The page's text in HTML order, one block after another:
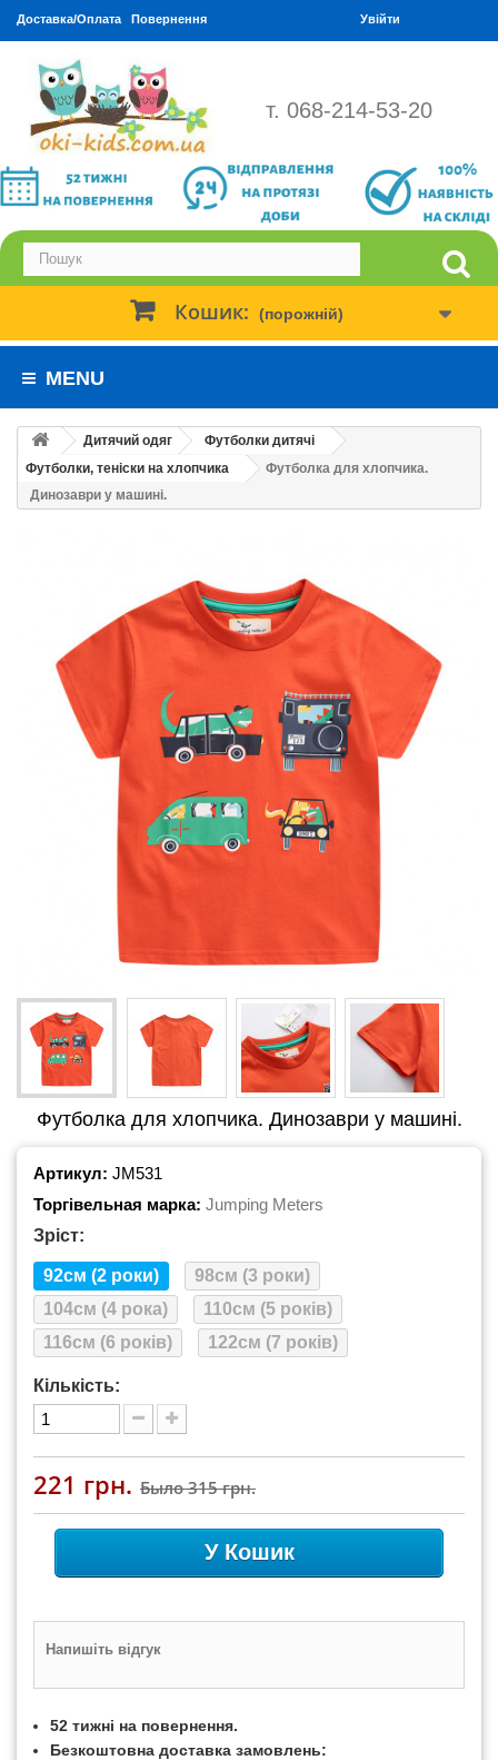
Доставка/Оплата Повернення Увійти
т. 068-214-53-20
Кошик: (порожній)
MENU
Дитячий одяг
Футболки дитячі
Футболки, теніски на хлопчика
Футболка для хлопчика.
Динозаври у машині.
Футболка для хлопчика. Динозаври у машині.
Артикул: JM531
Торгівельная марка: Jumping Meters
Зріст:
92см (2 роки)
98см (3 роки)
104см (4 рока)
110см (5 років)
116см (6 років)
122см (7 років)
Кількість:
221 грн. Было315 грн.
У Кошик
Напишіть відгук
52 тижні на повернення.
Безкоштовна доставка замовлень: